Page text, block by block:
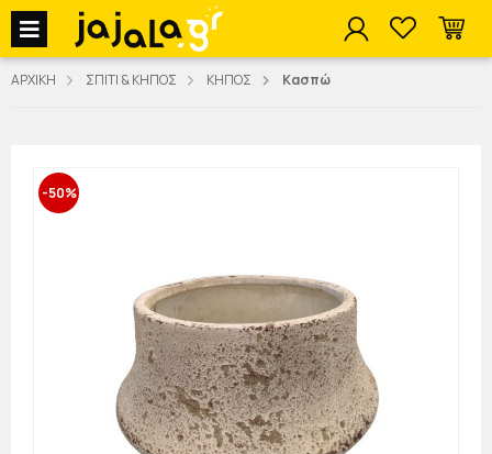
jajala Menu
ΑΡΧΙΚΗ ΣΠΙΤΙ & ΚΗΠΟΣ ΚΗΠΟΣ Κασπώ
-50%